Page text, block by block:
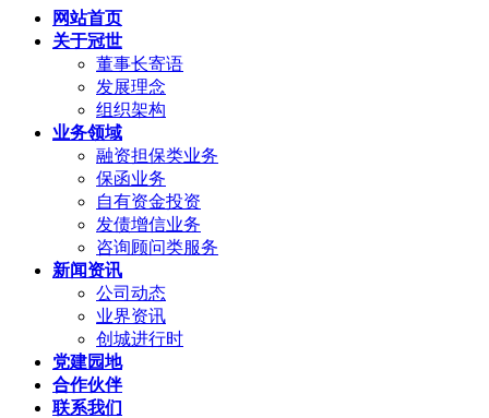
网站首页
关于冠世
董事长寄语
发展理念
组织架构
业务领域
融资担保类业务
保函业务
自有资金投资
发债增信业务
咨询顾问类服务
新闻资讯
公司动态
业界资讯
创城进行时
党建园地
合作伙伴
联系我们